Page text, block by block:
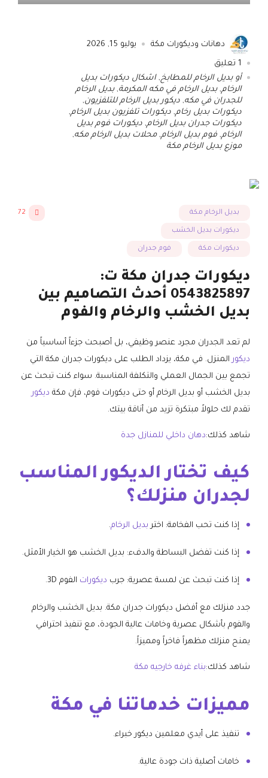
دهانات وديكورات مكة يوليو 15, 2026
1 تعليق
أو بديل الرخام للمطابخ,اشكال ديكورات بديل
الرخام,بديل الرخام في مكه المكرمة,بديل الرخام
للجدران في مكه, ديكور بديل الرخام للتلفزيون,
ديكورات بديل رخام, ديكورات تلفزيون بديل الرخام,
ديكورات جدران بديل الرخام, ديكورات فوم بديل
الرخام, فوم بديل الرخام,محلات بديل الرخام مكه,
موزع بديل الرخام مكة
بديل الرخام مكة
ديكورات بديل الخشب
ديكورات مكة فوم جدران
72
ديكورات جدران مكة ت:
0543825897 أحدث التصاميم بين
بديل الخشب والرخام والفوم
لم تعد الجدران مجرد عنصر وظيفي، بل أصبحت جزءاً أساسياً من
ديكور المنزل. في مكة، يزداد الطلب على ديكورات جدران مكة التي
تجمع بين الجمال العملي والتكلفة المناسبة. سواء كنت تبحث عن
بديل الخشب أو بديل الرخام أو حتى ديكورات فوم، فإن مكة ديكور
تقدم لك حلولاً مبتكرة تزيد من أناقة بيتك.
شاهد كذلك:دهان داخلي للمنازل جدة
كيف تختار الديكور المناسب
لجدران منزلك؟
إذا كنت تحب الفخامة: اختر بديل الرخام.
إذا كنت تفضل البساطة والدفء: بديل الخشب هو الخيار الأمثل.
إذا كنت تبحث عن لمسة عصرية: جرب ديكورات الفوم 3D.
جدد منزلك مع أفضل ديكورات جدران مكة. بديل الخشب والرخام
والفوم بأشكال عصرية وخامات عالية الجودة، مع تنفيذ احترافي
يمنح منزلك مظهراً فاخراً ومميزاً.
شاهد كذلك:بناء غرفه خارجيه مكة
مميزات خدماتنا في مكة
تنفيذ على أيدي معلمين ديكور خبراء.
خامات أصلية ذات جودة عالية.